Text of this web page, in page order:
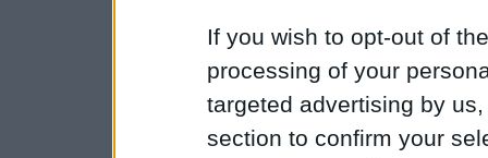
If you wish to opt-out of
processing of your
targeted advertising by
section to confirm your